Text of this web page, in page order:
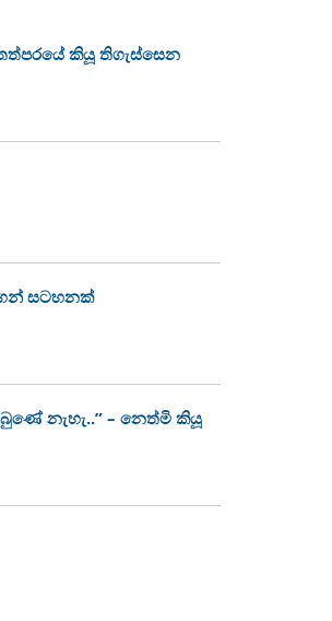
කියූ තිගැස්සෙන
සටහනක්
නැහැ..” – නෙත්මි කියූ